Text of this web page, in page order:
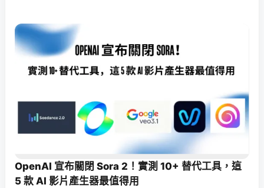
OpenAI 宣布關閉 Sora 2！實測 10+ 替代工具，這
5 款 AI 影片產生器最值得用